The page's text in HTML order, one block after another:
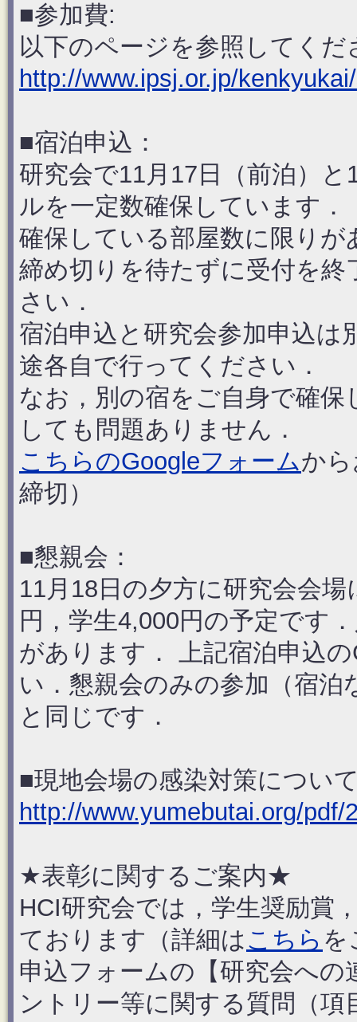
■参加費:
以下のページを参照してくだ
http://www.ipsj.or.jp/
■宿泊申込：
研究会で11月17日（前泊）
ルを一定数確保しています．
確保している部屋数に限り
締め切りを待たずに受付を
さい．
宿泊申込と研究会参加申込は
途各自で行ってください．
なお，別の宿をご自身で確
しても問題ありません．
こちらのGoogleフォームか
締切）
■懇親会：
11月18日の夕方に研究会会
円，学生4,000円の予定です
があります． 上記宿泊申込
い．懇親会のみの参加（宿
と同じです．
■現地会場の感染対策につい
http://www.yumebutai.org/pdf/
★表彰に関するご案内★
HCI研究会では，学生奨励賞
ております（詳細はこちら を
申込フォームの【研究会へ
ントリー等に関する質問（